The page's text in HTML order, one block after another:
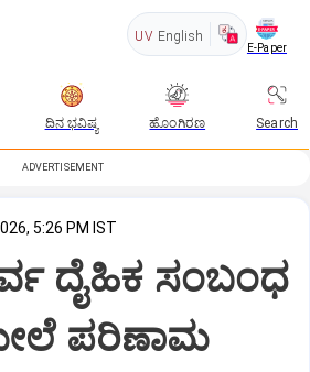
UV English
E-Paper
ದಿನ ಭವಿಷ್ಯ ಹೊಂಗಿರಣ Search
ADVERTISEMENT
5:26 PM IST
ದೈಹಿಕ ಸಂಬಂಧ
ಮೇಲೆ ಪರಿಣಾಮ